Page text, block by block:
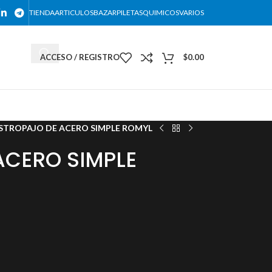
TIENDAARTICULOSBAZARPILETASQUIMICOSVARIOS
ACCESO / REGISTRO $0.00
DE ACERO SIMPLE ROMYL
SIMPLE